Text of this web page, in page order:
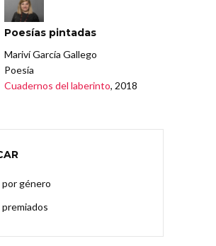
Poesías pintadas
Mariví García Gallego
Poesía
Cuadernos del laberinto, 2018
por género